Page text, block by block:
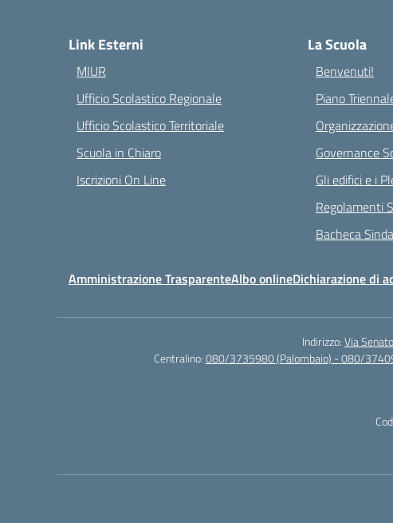
Link Esterni
MIUR
Ufficio Scolastico Regionale
Ufficio Scolastico Territoriale
Scuola in Chiaro
Iscrizioni On Line
La Scuola
Benvenuti!
Piano
Governance
Gli edifici e i
Regolamenti
Bacheca
Amministrazione TrasparenteAlbo onlineDichiarazione di
Indirizzo:Via
Centralino:080/3735980 (Palombaio) - 080/